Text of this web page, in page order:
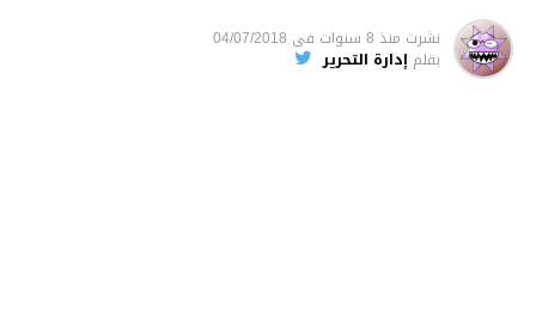
نشرت منذ 8 سنوات فى 04/07/2018
بقلم إدارة التحرير